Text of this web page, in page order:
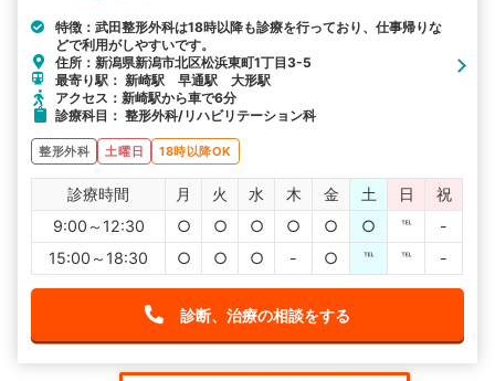
特徴：武田整形外科は18時以降も診療を行っており、仕事帰りな
どで利用がしやすいです。
住所：新潟県新潟市北区松浜東町1丁目3-5
最寄り駅： 新崎駅 早通駅 大形駅
アクセス：新崎駅から車で6分
診療科目： 整形外科/リハビリテーション科
整形外科 土曜日 18時以降OK
診療時間 月 火 水 木 金 土 日
祝
9:00～12:30
○ ○ ○ ○ ○ ○ ℡
-
15:00～18:30
○ ○ ○ - ○ ℡ ℡ -
診断、治療の相談をする